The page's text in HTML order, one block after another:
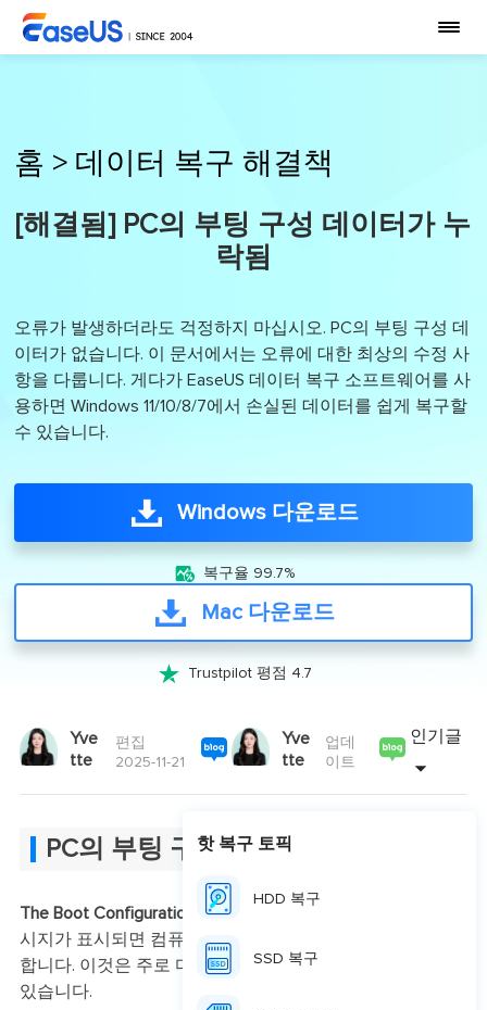
홈 > 데이터 복구 해결책
[해결됨] PC의 부팅 구성 데이터가 누
락됨
오류가 발생하더라도 걱정하지 마십시오. PC의 부팅 구성 데
이터가 없습니다. 이 문서에서는 오류에 대한 최상의 수정 사
항을 다룹니다. 게다가 EaseUS 데이터 복구 소프트웨어를 사
용하면 Windows 11/10/8/7에서 손실된 데이터를 쉽게 복구할
수 있습니다.
Windows 다운로드
 복구율 99.7%
Mac 다운로드
 Trustpilot 평점 4.7
Yve
tte
편집
2025-11-21
Yve
tte
업데
이트
인기글
PC의 부팅 구성 데이터가 없습니다
The Boot Configuration Data for Your PC is missing
시지가 표시되면 컴퓨터의 부팅 정보가 손상되었음을 의미
합니다. 이것은 주로 다음과 같은 다양한 이유로 발생할 수
있습니다.
핫 복구 토픽
HDD 복구
SSD 복구